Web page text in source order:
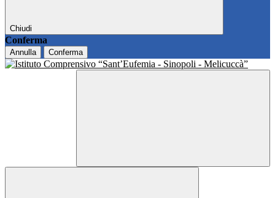
Chiudi
Conferma
Annulla Conferma